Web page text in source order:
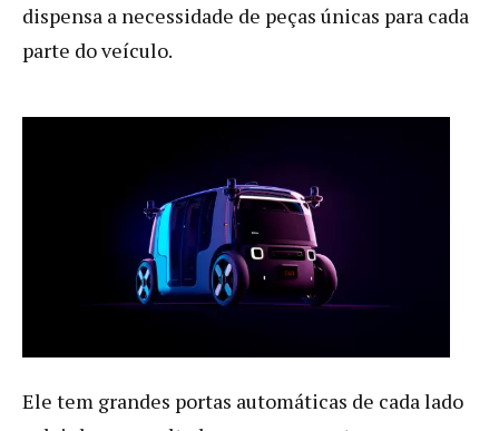
dispensa a necessidade de peças únicas para cada
parte do veículo.
Ele tem grandes portas automáticas de cada lado